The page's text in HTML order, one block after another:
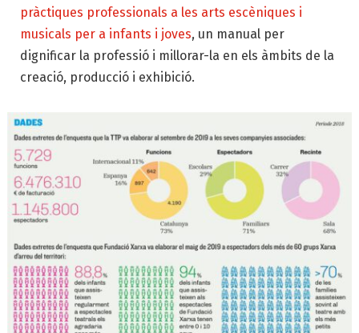
pràctiques professionals a les arts escèniques i
musicals per a infants i joves, un manual per
dignificar la professió i millorar-la en els àmbits de la
creació, producció i exhibició.